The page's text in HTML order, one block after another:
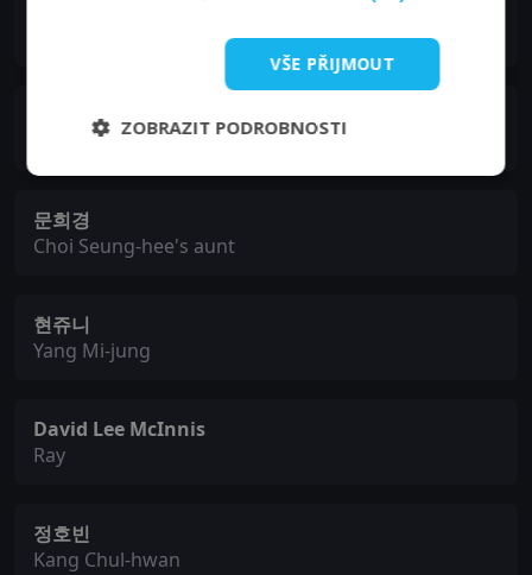
문희경
Choi Seung-hee's aunt
현쥬니
Yang Mi-jung
David Lee McInnis
Ray
정호빈
Kang Chul-hwan
VŠE PŘIJMOUT
ZOBRAZIT PODROBNOSTI